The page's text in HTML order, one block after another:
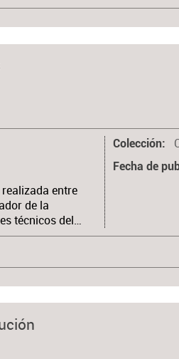
entre
de la
técnicos del…
Colección
Fecha de